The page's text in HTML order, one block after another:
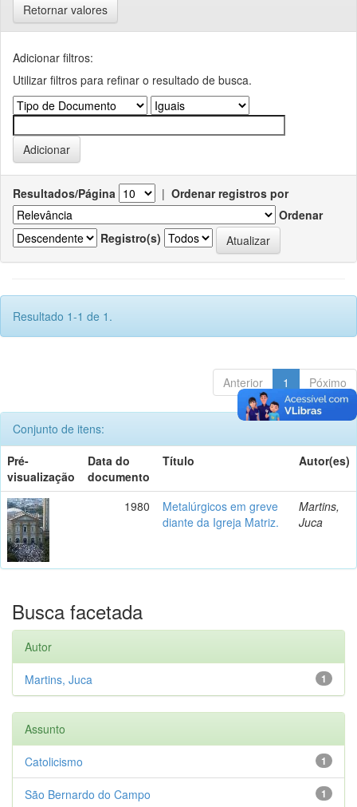
Retornar valores
Adicionar filtros:
Utilizar filtros para refinar o resultado de busca.
Resultados/Página | Ordenar registros por
Ordenar
Registro(s)
Resultado 1-1 de 1.
Anterior 1 Póximo
Conjunto de itens:
Pré-
visualização
Data do
documento
Título Autor(es)
1980
Metalúrgicos em greve
diante da Igreja Matriz.
Martins,
Juca
Busca facetada
Autor
1
Martins, Juca
Assunto
1
Catolicismo
1
São Bernardo do Campo